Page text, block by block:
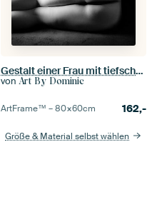
Gestalt einer Frau mit tiefschwarzem Bodyscape
von Art By Dominic
ArtFrame™ –80×60cm 162,-
Größe & Material selbst wählen